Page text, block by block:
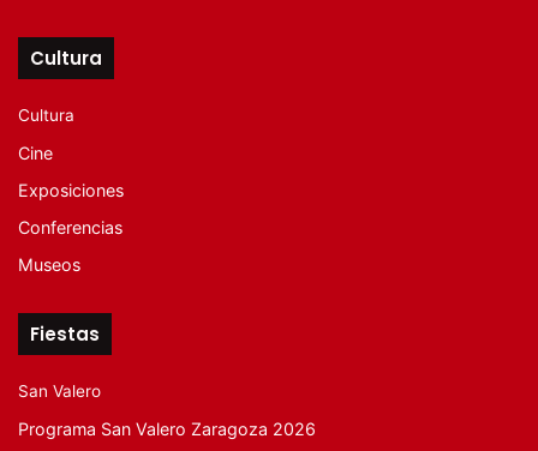
Cultura
Cultura
Cine
Exposiciones
Conferencias
Museos
Fiestas
San Valero
Programa San Valero Zaragoza 2026